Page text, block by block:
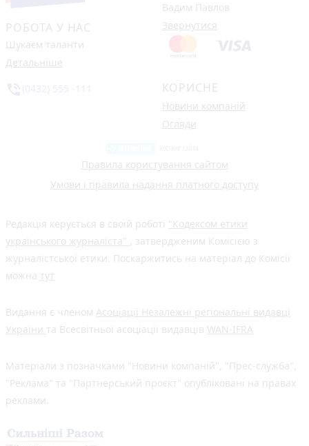
РОБОТА У НАС
Шукаєм таланти
Детальніше
Вадим Павлов
Звернутися
КОРИСНЕ
Новини компаній
Огляди
Правила користування сайтом
Умови і правила надання платного доступу
Редакція керується в своїй роботі "Кодексом етики
українського журналіста" , затвердженим Комісією з
журналістської етики. Поскаржитись на матеріал до Комісії
можна тут
Видання є членом Асоціації Незалежні регіональні видавці
України та Всесвітньої асоціації видавців WAN-IFRA
Матеріали з позначками "Новини компаній", "Прес-служба",
"Реклама" та "Партнерський проєкт" опубліковані на правах
реклами.